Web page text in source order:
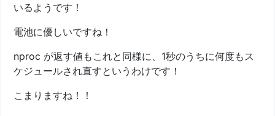
いるようです！
電池に優しいですね！
nproc が返す値もこれと同様に、1秒のうちに何度もス
ケジュールされ直すというわけです！
こまりますね！！